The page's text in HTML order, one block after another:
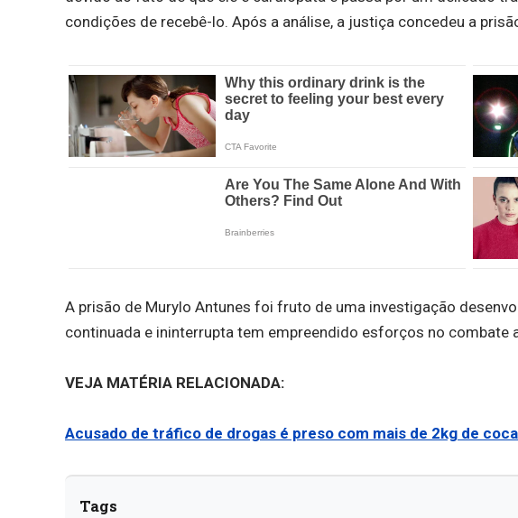
condições de recebê-lo. Após a análise, a justiça concedeu a
A prisão de Murylo Antunes foi fruto de uma investigação
continuada e ininterrupta tem empreendido esforços no combate
VEJA MATÉRIA RELACIONADA:
Acusado de tráfico de drogas é preso com mais de 2kg de
Tags